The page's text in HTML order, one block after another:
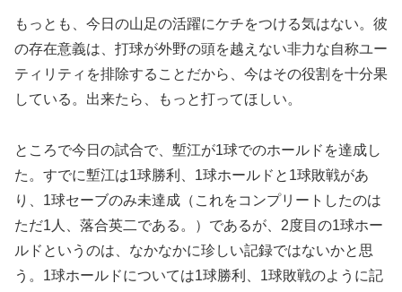
もっとも、今日の山足の活躍にケチをつける気はない。彼
の存在意義は、打球が外野の頭を越えない非力な自称ユー
ティリティを排除することだから、今はその役割を十分果
している。出来たら、もっと打ってほしい。
ところで今日の試合で、塹江が1球でのホールドを達成し
た。すでに塹江は1球勝利、1球ホールドと1球敗戦があ
り、1球セーブのみ未達成（これをコンプリートしたのは
ただ1人、落合英二である。）であるが、2度目の1球ホー
ルドというのは、なかなかに珍しい記録ではないかと思
う。1球ホールドについては1球勝利、1球敗戦のように記